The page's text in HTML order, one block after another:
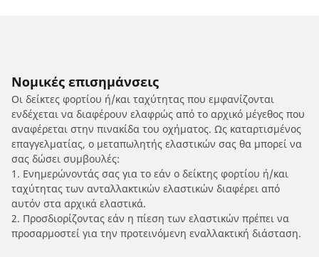
Νομικές επισημάνσεις
Οι δείκτες φορτίου ή/και ταχύτητας που εμφανίζονται
ενδέχεται να διαφέρουν ελαφρώς από το αρχικό μέγεθος που
αναφέρεται στην πινακίδα του οχήματος. Ως καταρτισμένος
επαγγελματίας, ο μεταπωλητής ελαστικών σας θα μπορεί να
σας δώσει συμβουλές:
1. Ενημερώνοντάς σας για το εάν ο δείκτης φορτίου ή/και
ταχύτητας των ανταλλακτικών ελαστικών διαφέρει από
αυτόν στα αρχικά ελαστικά.
2. Προσδιορίζοντας εάν η πίεση των ελαστικών πρέπει να
προσαρμοστεί για την προτεινόμενη εναλλακτική διάσταση.